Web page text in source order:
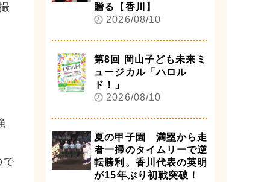
で
贈る【香川】
2026/08/10
第8回 岡山子ども未来ミ
ュージカル「ハロル
ド！」
2026/08/10
夏の甲子園 満塁から走
者一掃のタイムリーで逆
転勝利。香川代表の英明
が15年ぶり初戦突破！